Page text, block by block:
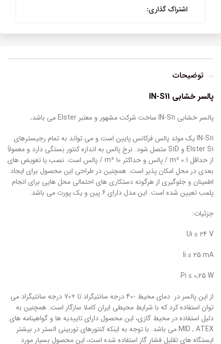
اشتراک گذاری:
توضیحات
پالسر خشابی IN-S11
پالسر خشابی IN-S11 ساخت شرکت مشهور و معتبر Elster می باشد
.
IN-S11 یک مولد پالس فرکانس پایین است و می تواند به تمام رجیسترهای
Elster S1 و S1D متصل شود. نرخ پالس به اندازه کنتور بستگی دارد و معمولاً
از حداقل 0.1 m³ / پالس و حداکثر 10 m³ / پالس است. نصب یا تعویض های
بعدی در محل امکان پذیر است. همچنین در طراحی این محصول برای ایجاد
اطمینان و جلوگیری از هرگونه دستکاری های احتمالی محل هایی برای انجام
پلمب تعیین شده است. این مدل دارای 6 پین و یک پورت می باشد.
جزئیات:
Ui ≤ 24 V
li ≤ 25 mA
Pi ≤ 0,25 W
از این پالسر در دمای محیط -40 درجه سانتیگراد تا +70 درجه سانتیگراد می
توان استفاده کرد که با شرایط محیطی ایران کاملا سازگار است. همچنین به
دلیل استفاده در محیط گازی، این محصول دارای تاییدیه ها و گواهینامه های
MID , ATEX می باشد. با توجه به اینکه کنتورهای توربینی الستر در بیشتر
ایستگاه های تقلیل فشار گاز استفاده شده است، این محصول بسیار مورد